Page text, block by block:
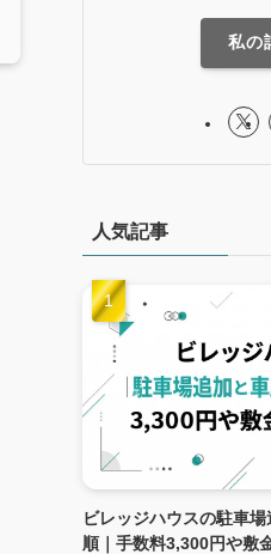
私の
人気記事
ビレッジハウスの駐車
順｜手数料3,300円や敷